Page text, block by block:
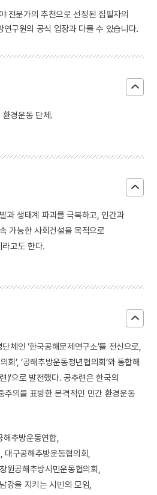
전문가의 추천으로 선정된 집필자의
연구원의 공식 입장과 다를 수 있습니다.
경운동 단체.
과 생태계 파괴를 극복하고, 인간과
가능한 사회건설을 목적으로
라고도 한다.
체인 ‘한국공해문제연구소’를 전신으로,
회’, ‘공해추방운동청년협의회’와 통합해
)’으로 발전했다. 공추련은 한국의
주의를 표방한 본격적인 민간 환경운동
추방운동연합,
구공해추방운동협의회,
원공해추방시민운동협의회,
강을 지키는 시민의 모임,